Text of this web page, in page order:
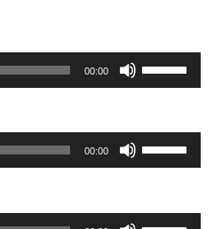
00:00
Anak
Atas/Bawah
untuk
menaikkan
menurunkan
00:00
Gunakan
Anak
Atas/Bawah